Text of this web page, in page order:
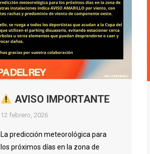
AVISO IMPORTANTE
12 febrero, 2026
La predicción meteorológica para
los próximos días en la zona de